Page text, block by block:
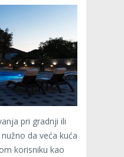
pri gradnji ili
da veća kuća
korisniku kao